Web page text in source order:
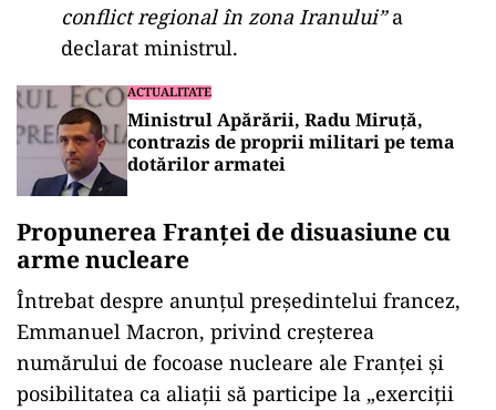
conflict regional în zona Iranului”a
declarat ministrul.
ACTUALITATE
Ministrul Apărării, Radu Miruță,
contrazis de proprii militari pe tema
dotărilor armatei
Propunerea Franței de disuasiune cu
arme nucleare
Întrebat despre anunțul președintelui francez,
Emmanuel Macron, privind creșterea
numărului de focoase nucleare ale Franței și
posibilitatea ca aliații să participe la „exerciții